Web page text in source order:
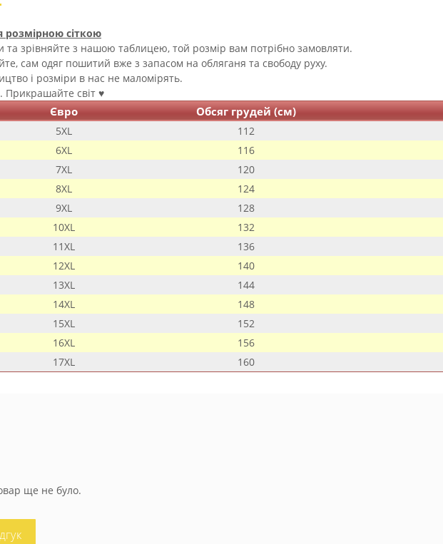
розмірною сіткою
та зрівняйте з нашою таблицею, той розмір вам потрібно замовляти.
сам одяг пошитий вже з запасом на обляганя та свободу руху.
і розміри в нас не маломірять.
світ ♥️
Євро Обсяг грудей (см)
5XL
112
6XL
116
7XL
120
8XL
124
9XL
128
10XL
132
11XL
136
12XL
140
13XL
144
14XL
148
15XL
152
16XL
156
17XL 160
ще не було.